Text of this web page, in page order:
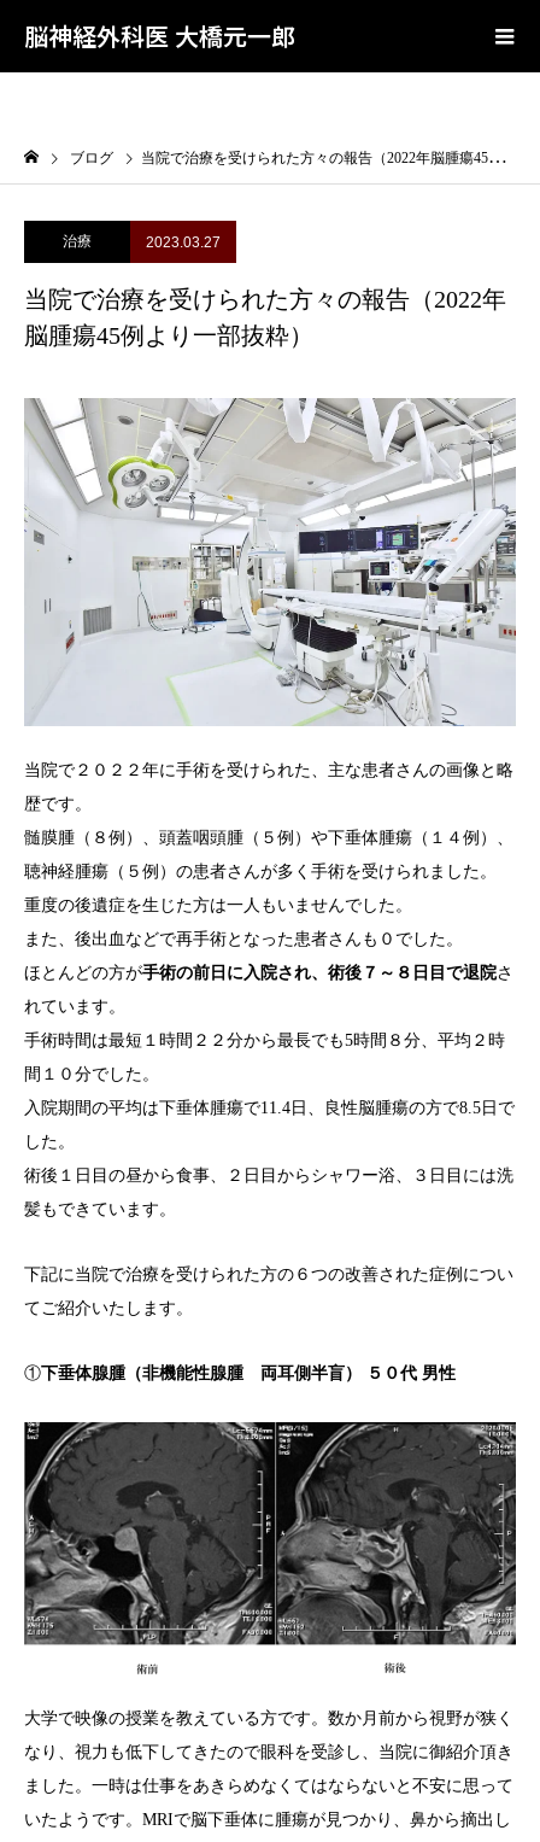
Sitemap: https://0084genichiro.com/sitemap.xml Sitemap:
https://0084genichiro.com/sitemap.rss
脳神経外科医 大橋元一郎
ブログ 当院で治療を受けられた方々の報告（2022年脳腫瘍45例より一部抜粋）
治療 2023.03.27
当院で治療を受けられた方々の報告（2022年
脳腫瘍45例より一部抜粋）
当院で２０２２年に手術を受けられた、主な患者さんの画像と略
歴です。
髄膜腫（８例）、頭蓋咽頭腫（５例）や下垂体腫瘍（１４例）、
聴神経腫瘍（５例）の患者さんが多く手術を受けられました。
重度の後遺症を生じた方は一人もいませんでした。
また、後出血などで再手術となった患者さんも０でした。
ほとんどの方が手術の前日に入院され、術後７～８日目で退院さ
れています。
手術時間は最短１時間２２分から最長でも5時間８分、平均２時
間１０分でした。
入院期間の平均は下垂体腫瘍で11.4日、良性脳腫瘍の方で8.5日で
した。
術後１日目の昼から食事、２日目からシャワー浴、３日目には洗
髪もできています。
下記に当院で治療を受けられた方の６つの改善された症例につい
てご紹介いたします。
①下垂体腺腫（非機能性腺腫 両耳側半盲） ５０代 男性
大学で映像の授業を教えている方です。数か月前から視野が狭く
なり、視力も低下してきたので眼科を受診し、当院に御紹介頂き
ました。一時は仕事をあきらめなくてはならないと不安に思って
いたようです。MRIで脳下垂体に腫瘍が見つかり、鼻から摘出し